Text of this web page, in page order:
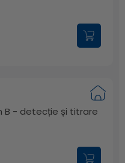
B - detecție și titrare